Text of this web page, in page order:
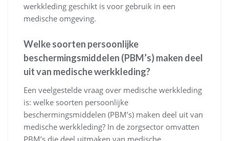
werkkleding geschikt is voor gebruik in een
medische omgeving.
Welke soorten persoonlijke
beschermingsmiddelen (PBM’s) maken deel
uit van medische werkkleding?
Een veelgestelde vraag over medische werkkleding
is: welke soorten persoonlijke
beschermingsmiddelen (PBM’s) maken deel uit van
medische werkkleding? In de zorgsector omvatten
PBM’s die deel uitmaken van medische